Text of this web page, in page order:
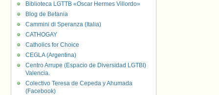
Biblioteca LGTTB «Oscar Hermes Villordo»
Blog de Betania
Cammini di Speranza (Italia)
CATHOGAY
Catholics for Choice
CEGLA (Argentina)
Centro Arrupe (Espacio de Diversidad LGTBI)
Valencia.
Colectivo Teresa de Cepeda y Ahumada
(Facebook)